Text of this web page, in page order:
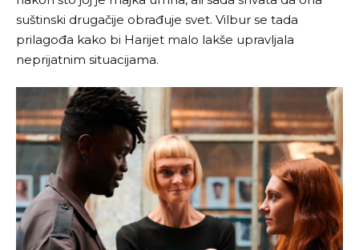
suštinski drugačije obrađuje svet. Vilbur se tada
prilagođa kako bi Harijet malo lakše upravljala
neprijatnim situacijama.